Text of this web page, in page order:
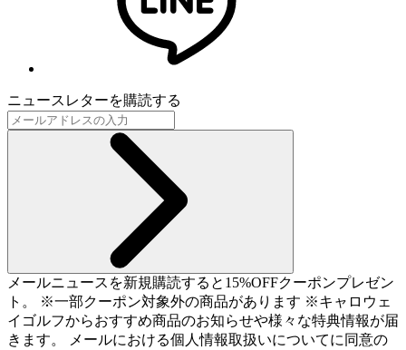
ニュースレターを購読する
メールニュースを新規購読すると15%OFFクーポンプレゼン
ト。 ※一部クーポン対象外の商品があります ※キャロウェ
イゴルフからおすすめ商品のお知らせや様々な特典情報が届
きます。 メールにおける個人情報取扱いについてに同意の